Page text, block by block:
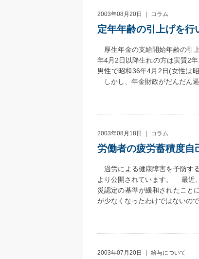
2003年08月20日 ｜ コラム
定年年齢の引上げを行
厚生年金の支給開始年齢の引
年4月2日以降生れの方は実質2
男性で昭和36年4月2日(女性は
しかし、年金財政がだんだん
2003年08月18日 ｜ コラム
労働者の疲労蓄積度自
過労による健康障害を予防す
より公開されています。 最近
災認定の基準が緩和されたこと
が少なくなったわけではないの
2003年07月20日 ｜ 給与について